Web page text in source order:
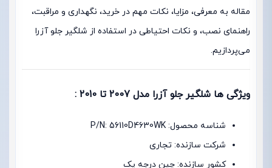
مقاله به معرفی، مزایا، نکات مهم در خرید، نگهداری و مراقبت،
راهنمای نصب، و نکات احتیاطی در استفاده از شلگیر جلو آزرا
می‌پردازیم.
ویژگی ها شلگیر جلو آزرا مدل 2007 تا 2010 :
شناسه محصول: P/N: 56110D4630WK
شرکت سازنده: تجاری
کشور سازنده: چین درجه یک